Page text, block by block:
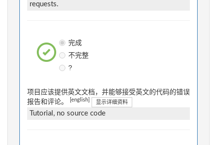
requests.
完成
不完整
?
项目应该提供英文文档，并能够接受英文的代码的错误
报告和评论。
[english] 显示详细资料
Tutorial, no source code